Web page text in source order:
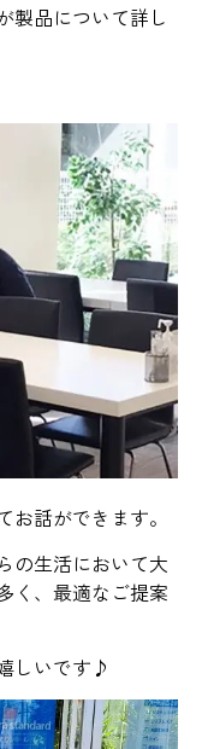
製品について詳し
話ができます。
の生活において大
く、最適なご提案
しいです♪